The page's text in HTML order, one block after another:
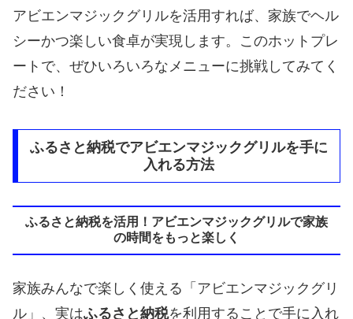
アビエンマジックグリルを活用すれば、家族でヘル
シーかつ楽しい食卓が実現します。このホットプレ
ートで、ぜひいろいろなメニューに挑戦してみてく
ださい！
ふるさと納税でアビエンマジックグリルを手に
入れる方法
ふるさと納税を活用！アビエンマジックグリルで家族
の時間をもっと楽しく
家族みんなで楽しく使える「アビエンマジックグリ
ル」、実はふるさと納税を利用することで手に入れ